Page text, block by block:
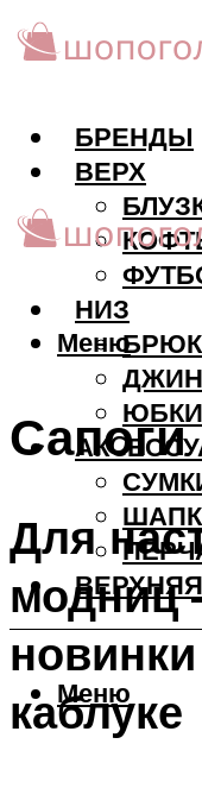
БРЕНДЫ
ВЕРХ
НИЗ
ЮБКИ
Меню
Меню
Для
модниц
каблуке